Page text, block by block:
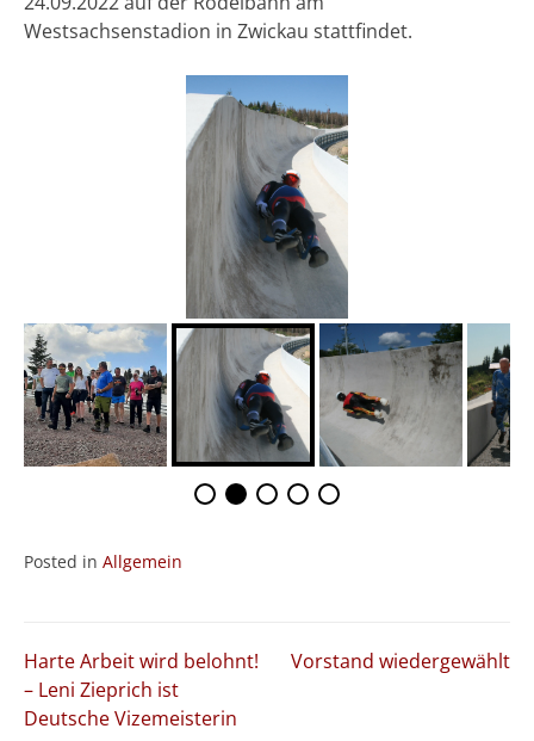
Westsachsenstadion in Zwickau stattfindet.
Posted in Allgemein
Beitragsnavigation
Harte Arbeit wird belohnt!
– Leni Zieprich ist
Deutsche Vizemeisterin
Vorstand wiedergewählt